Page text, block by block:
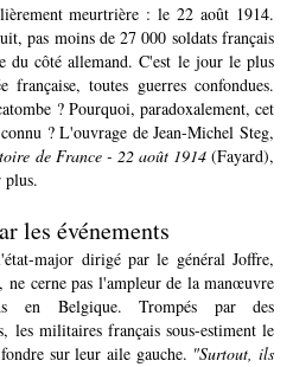
meurtrière : le 22 août 1914.
pas moins de 27 000 soldats français
du côté allemand. C'est le jour le plus
toutes guerres confondues.
? Pourquoi, paradoxalement, cet
? L'ouvrage de Jean-Michel Steg,
de France - 22 août 1914(Fayard),
plus.
les événements
major dirigé par le général Joffre,
ne cerne pas l'ampleur de la manœuvre
en Belgique. Trompés par des
les militaires français sous-estiment le
sur leur aile gauche. "Surtout, ils